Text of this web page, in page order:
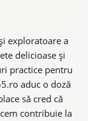
exploratoare a
delicioase și
practice pentru
aduc o doză
să cred că
contribuie la